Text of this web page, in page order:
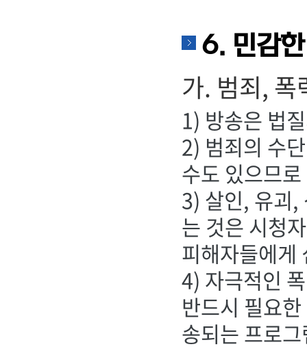
6. 민감
가. 범죄, 폭
1) 방송은 법
2) 범죄의 수
수도 있으므
3) 살인, 유괴,
는 것은 시청
피해자들에게
4) 자극적인
반드시 필요
송되는 프로